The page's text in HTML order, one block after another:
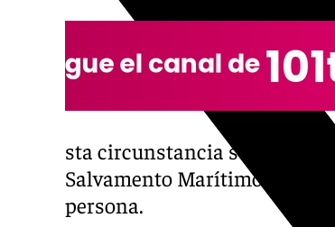
Ante esta circunstancia se
Local, Salvamento Marítimo y
a esta persona.